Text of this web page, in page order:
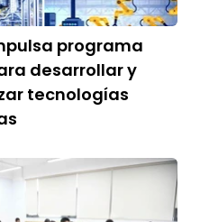
programa
desarrollar y
tecnologías